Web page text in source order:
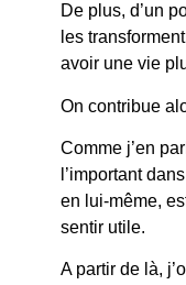
De plus, d’un
les
avoir une vie
On contribue
Comme j’en
l’important
en lui-même,
sentir utile.
A partir de là,